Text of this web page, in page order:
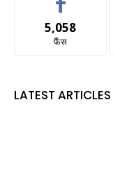
5,058
फैंस
LATEST ARTICLES